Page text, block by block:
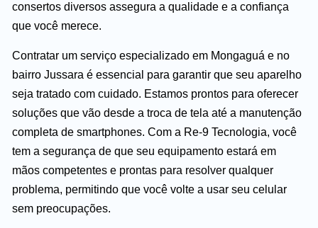
consertos diversos assegura a qualidade e a confiança
que você merece.
Contratar um serviço especializado em Mongaguá e no
bairro Jussara é essencial para garantir que seu aparelho
seja tratado com cuidado. Estamos prontos para oferecer
soluções que vão desde a troca de tela até a manutenção
completa de smartphones. Com a Re-9 Tecnologia, você
tem a segurança de que seu equipamento estará em
mãos competentes e prontas para resolver qualquer
problema, permitindo que você volte a usar seu celular
sem preocupações.